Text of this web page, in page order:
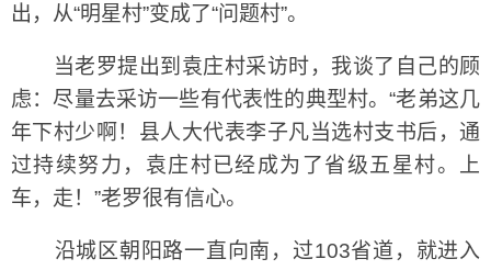
出，从“明星村”变成了“问题村”。
当老罗提出到袁庄村采访时，我谈了自己的顾
虑：尽量去采访一些有代表性的典型村。“老弟这几
年下村少啊！县人大代表李子凡当选村支书后，通
过持续努力，袁庄村已经成为了省级五星村。上
车，走！”老罗很有信心。
沿城区朝阳路一直向南，过103省道，就进入